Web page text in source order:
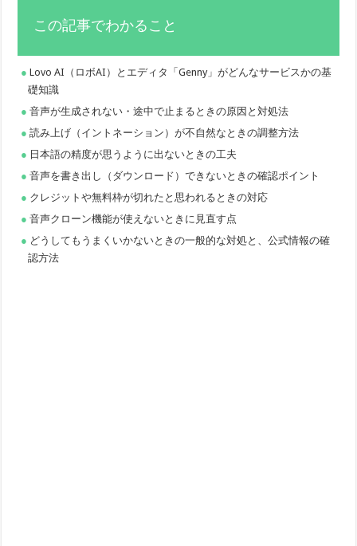
この記事でわかること
Lovo AI（ロボAI）とエディタ「Genny」がどんなサービスかの基
礎知識
音声が生成されない・途中で止まるときの原因と対処法
読み上げ（イントネーション）が不自然なときの調整方法
日本語の精度が思うように出ないときの工夫
音声を書き出し（ダウンロード）できないときの確認ポイント
クレジットや無料枠が切れたと思われるときの対応
音声クローン機能が使えないときに見直す点
どうしてもうまくいかないときの一般的な対処と、公式情報の確
認方法